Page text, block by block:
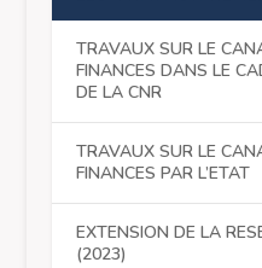
TRAVAUX SUR LE
FINANCES DANS LE
DE LA CNR
TRAVAUX SUR LE
FINANCES PAR L’ETAT
EXTENSION DE LA
(2023)